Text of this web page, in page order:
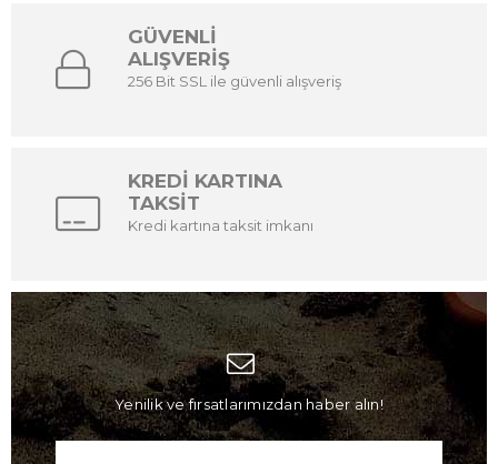
GÜVENLİ
ALIŞVERİŞ
256 Bit SSL ile güvenli alışveriş
KREDİ KARTINA
TAKSİT
Kredi kartına taksit imkanı
Yenilik ve fırsatlarımızdan haber alın!